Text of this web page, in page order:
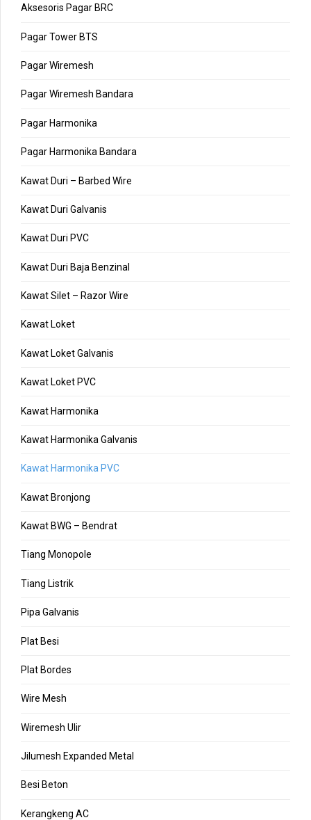
Aksesoris Pagar BRC
Pagar Tower BTS
Pagar Wiremesh
Pagar Wiremesh Bandara
Pagar Harmonika
Pagar Harmonika Bandara
Kawat Duri – Barbed Wire
Kawat Duri Galvanis
Kawat Duri PVC
Kawat Duri Baja Benzinal
Kawat Silet – Razor Wire
Kawat Loket
Kawat Loket Galvanis
Kawat Loket PVC
Kawat Harmonika
Kawat Harmonika Galvanis
Kawat Harmonika PVC
Kawat Bronjong
Kawat BWG – Bendrat
Tiang Monopole
Tiang Listrik
Pipa Galvanis
Plat Besi
Plat Bordes
Wire Mesh
Wiremesh Ulir
Jilumesh Expanded Metal
Besi Beton
Kerangkeng AC